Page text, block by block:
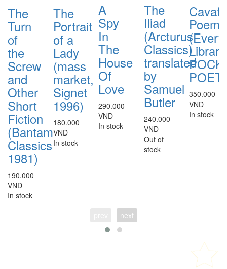
The
Turn
of
the
Screw
and
Other
Short
Fiction
(Bantam
Classics
1981)
190.000
VND
In stock
The
Portrait
of a
Lady
(mass
market,
Signet
1996)
180.000
VND
In stock
A
Spy
In
The
House
Of
Love
290.000
VND
In stock
The
Iliad
(Arcturus
Classics)
translated
by
Samuel
Butler
240.000
VND
Out of
stock
Cavafy
Poems
Library
350.000
VND
In stock
next